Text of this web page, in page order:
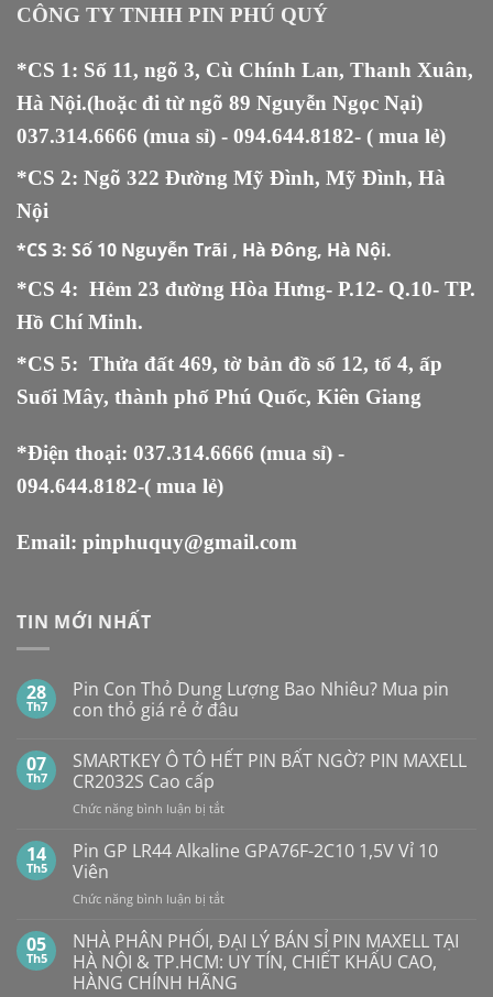
CÔNG TY TNHH PIN PHÚ QUÝ
*CS 1: Số 11, ngõ 3, Cù Chính Lan, Thanh Xuân,
Hà Nội.(hoặc đi từ ngõ 89 Nguyễn Ngọc Nại)
037.314.6666 (mua sỉ) - 094.644.8182- ( mua lẻ)
*CS 2: Ngõ 322 Đường Mỹ Đình, Mỹ Đình, Hà
Nội
*CS 3: Số 10 Nguyễn Trãi , Hà Đông, Hà Nội.
*CS 4: Hẻm 23 đường Hòa Hưng- P.12- Q.10- TP.
Hồ Chí Minh.
*CS 5: Thửa đất 469, tờ bản đồ số 12, tổ 4, ấp
Suối Mây, thành phố Phú Quốc, Kiên Giang
*Điện thoại: 037.314.6666 (mua sỉ) -
094.644.8182-( mua lẻ)
Email: pinphuquy@gmail.com
TIN MỚI NHẤT
28
Th7
Pin Con Thỏ Dung Lượng Bao Nhiêu? Mua pin
con thỏ giá rẻ ở đâu
bình
luận
ở
Pin
Con
Dung
Lượng
Bao
Nhiêu?
Mua
con
thỏ
giá
rẻ
ở
07
Th7
SMARTKEY Ô TÔ HẾT PIN BẤT NGỜ? PIN MAXELL
CR2032S Cao cấp
Chức năng bình luận bị tắtở
Ô
PIN
NGỜ?
PIN
MAXELL
14
Th5
Pin GP LR44 Alkaline GPA76F-2C10 1,5V Vỉ 10
Viên
Chức năng bình luận bị tắtở
GP
LR44
Alkaline
GPA76F-
05
Th5
NHÀ PHÂN PHỐI, ĐẠI LÝ BÁN SỈ PIN MAXELL TẠI
HÀ NỘI & TP.HCM: UY TÍN, CHIẾT KHẤU CAO,
HÀNG CHÍNH HÃNG